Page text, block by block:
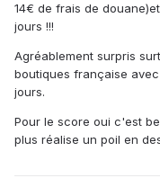
14€ de frais de
jours !!!
Agréablement surpris
boutiques française
jours.
Pour le score oui c'est
plus réalise un poil en